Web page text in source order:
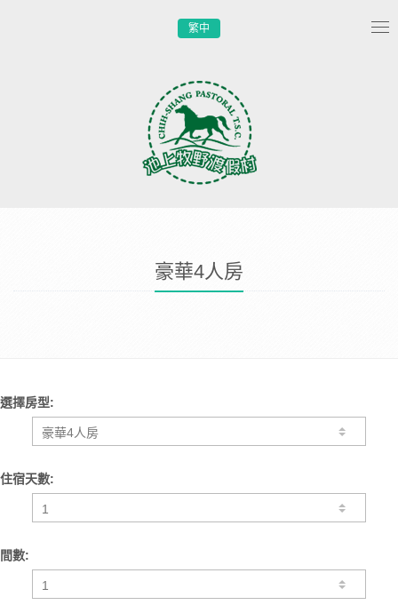
繁中
豪華4人房
選擇房型:
住宿天數:
間數: